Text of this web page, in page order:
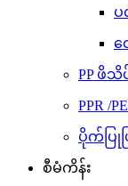
ပ
လ
PP ဖိ
PPR /
ပိုက်ပြု
စီမံကိန်း